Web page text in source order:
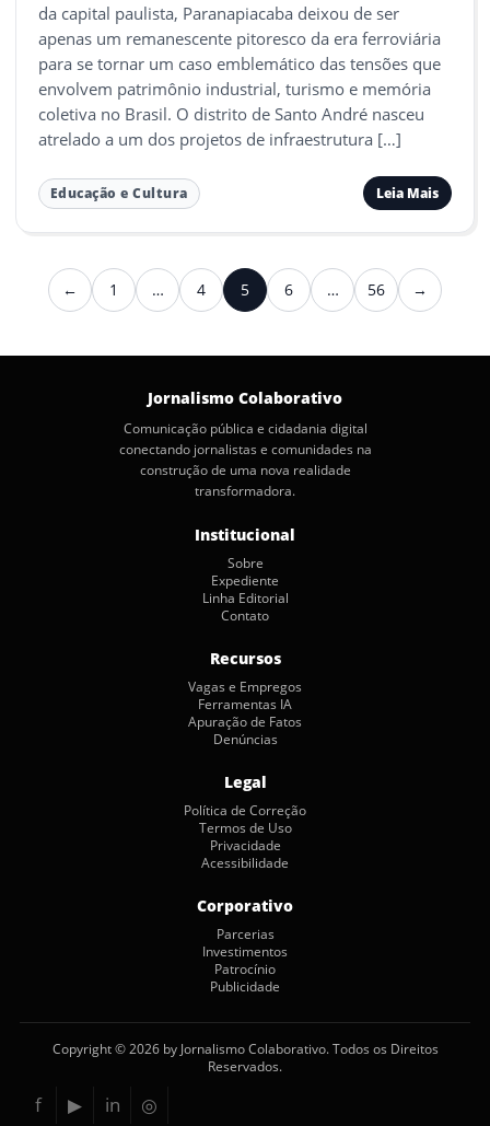
da capital paulista, Paranapiacaba deixou de ser
apenas um remanescente pitoresco da era ferroviária
para se tornar um caso emblemático das tensões que
envolvem patrimônio industrial, turismo e memória
coletiva no Brasil. O distrito de Santo André nasceu
atrelado a um dos projetos de infraestrutura […]
Educação e Cultura Leia Mais
Paginação
←Anterior
1 … 4 5 6 … 56 →Próximo
Jornalismo Colaborativo
Comunicação pública e cidadania digital
conectando jornalistas e comunidades na
construção de uma nova realidade
transformadora.
Institucional
Sobre
Expediente
Linha Editorial
Contato
Recursos
Vagas e Empregos
Ferramentas IA
Apuração de Fatos
Denúncias
Legal
Política de Correção
Termos de Uso
Privacidade
Acessibilidade
Corporativo
Parcerias
Investimentos
Patrocínio
Publicidade
Copyright © 2026 by Jornalismo Colaborativo. Todos os Direitos
Reservados.
f ▶ in ◎